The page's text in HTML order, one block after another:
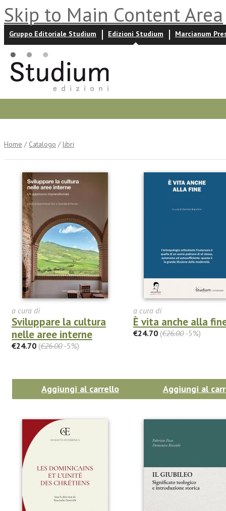
Skip to Main Content Area
Gruppo Editoriale Studium Edizioni Studium Marcianum
Home / Catalogo / libri
a cura di
Sviluppare la cultura
nelle aree interne
€24.70 (€26.00-5%)
Aggiungi al carrello
a cura di
È vita anche alla
€24.70 (€26.00-5%)
Aggiungi al